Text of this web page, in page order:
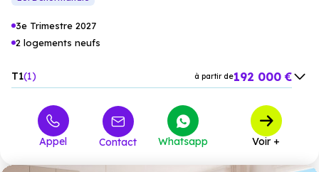
3e Trimestre 2027
2 logements neufs
T1 1 à partir de192 000 €
Appel Contact Whatsapp Voir +